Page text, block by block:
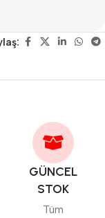
GÜNCEL
STOK
Tüm